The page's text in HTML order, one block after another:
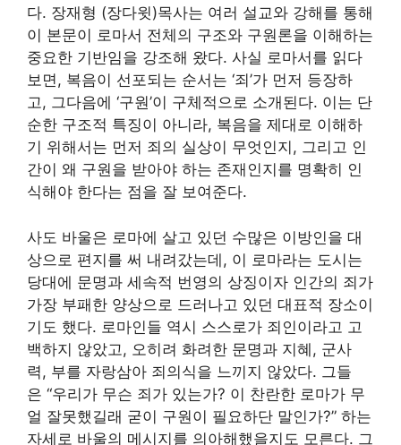
다. 장재형 (장다윗)목사는 여러 설교와 강해를 통해
이 본문이 로마서 전체의 구조와 구원론을 이해하는
중요한 기반임을 강조해 왔다. 사실 로마서를 읽다
보면, 복음이 선포되는 순서는 ‘죄’가 먼저 등장하
고, 그다음에 ‘구원’이 구체적으로 소개된다. 이는 단
순한 구조적 특징이 아니라, 복음을 제대로 이해하
기 위해서는 먼저 죄의 실상이 무엇인지, 그리고 인
간이 왜 구원을 받아야 하는 존재인지를 명확히 인
식해야 한다는 점을 잘 보여준다.
사도 바울은 로마에 살고 있던 수많은 이방인을 대
상으로 편지를 써 내려갔는데, 이 로마라는 도시는
당대에 문명과 세속적 번영의 상징이자 인간의 죄가
가장 부패한 양상으로 드러나고 있던 대표적 장소이
기도 했다. 로마인들 역시 스스로가 죄인이라고 고
백하지 않았고, 오히려 화려한 문명과 지혜, 군사
력, 부를 자랑삼아 죄의식을 느끼지 않았다. 그들
은 “우리가 무슨 죄가 있는가? 이 찬란한 로마가 무
얼 잘못했길래 굳이 구원이 필요하단 말인가?” 하는
자세로 바울의 메시지를 의아해했을지도 모른다. 그